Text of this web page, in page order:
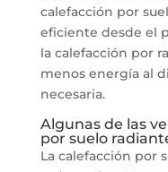
calefacción por
eficiente desde el
la calefacción por
menos energía al
necesaria.
Algunas de las
por suelo
La calefacción por